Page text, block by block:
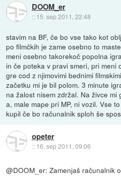
DOOM_er
:: 15. sep 2011, 22:48
stavim na BF, če bo vse tako kot
po filmčkih je zame osebno to
meni osebno takorekoč popolna
in če poteka v pravi smeri, pri meni
gre cod z njimovimi bednimi
začetku mi je bil polom. 3 minute
na žalost nisem zdržal. Na živce
a, male mape pri MP, ni vozil. Vse
kupil če bo računalnik sploh še
opeter
:: 16. sep 2011, 09:06
@DOOM_er: Zamenjaš računalnik